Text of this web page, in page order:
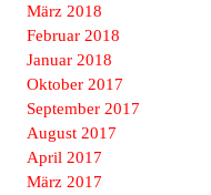
März 2018
Februar 2018
Januar 2018
Oktober 2017
September 2017
August 2017
April 2017
März 2017